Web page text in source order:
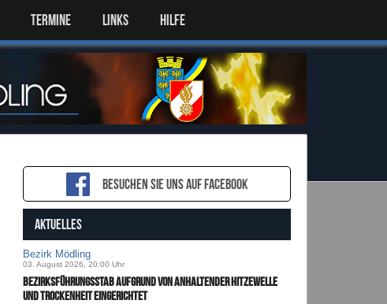
TERMINE LINKS HILFE
Besuchen sie uns auf Facebook
AKTUELLES
Bezirk Mödling
03. August 2026, 20:00 Uhr
Bezirksführungsstab aufgrund von anhaltender Hitzewelle
und Trockenheit eingerichtet